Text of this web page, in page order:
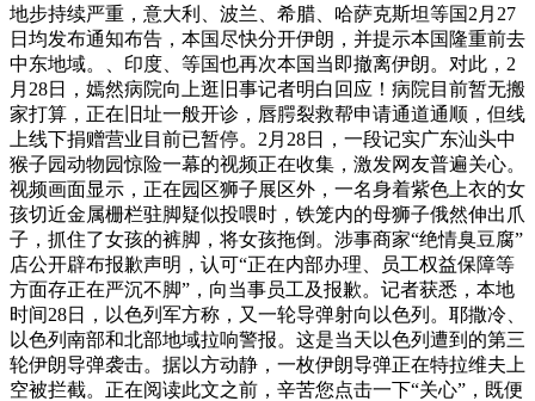
地步持续严重，意大利、波兰、希腊、哈萨克斯坦等国2月27
日均发布通知布告，本国尽快分开伊朗，并提示本国隆重前去
中东地域。、印度、等国也再次本国当即撤离伊朗。对此，2
月28日，嫣然病院向上逛旧事记者明白回应！病院目前暂无搬
家打算，正在旧址一般开诊，唇腭裂救帮申请通道通顺，但线
上线下捐赠营业目前已暂停。2月28日，一段记实广东汕头中
猴子园动物园惊险一幕的视频正在收集，激发网友普遍关心。
视频画面显示，正在园区狮子展区外，一名身着紫色上衣的女
孩切近金属栅栏驻脚疑似投喂时，铁笼内的母狮子俄然伸出爪
子，抓住了女孩的裤脚，将女孩拖倒。涉事商家“绝情臭豆腐”
店公开辟布报歉声明，认可“正在内部办理、员工权益保障等
方面存正在严沉不脚”，向当事员工及报歉。记者获悉，本地
时间28日，以色列军方称，又一轮导弹射向以色列。耶撒冷、
以色列南部和北部地域拉响警报。这是当天以色列遭到的第三
轮伊朗导弹袭击。据以方动静，一枚伊朗导弹正在特拉维夫上
空被拦截。正在阅读此文之前，辛苦您点击一下“关心”，既便